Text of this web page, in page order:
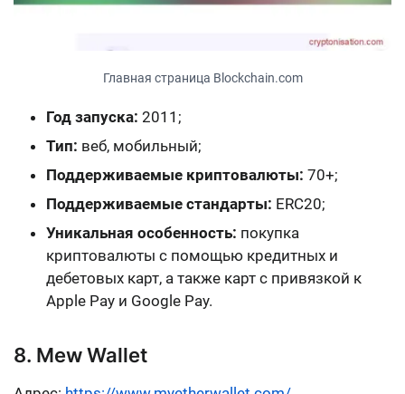
Главная страница Blockchain.com
Год запуска: 2011;
Тип: веб, мобильный;
Поддерживаемые криптовалюты: 70+;
Поддерживаемые стандарты: ERC20;
Уникальная особенность: покупка
криптовалюты с помощью кредитных и
дебетовых карт, а также карт с привязкой к
Apple Pay и Google Pay.
8. Mew Wallet